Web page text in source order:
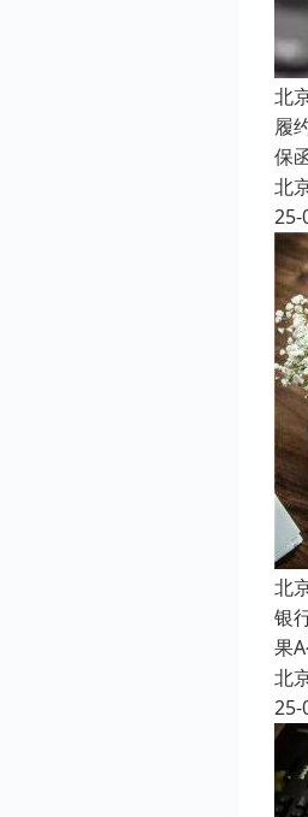
北
履
保
北
25-
北
银
果
北
25-